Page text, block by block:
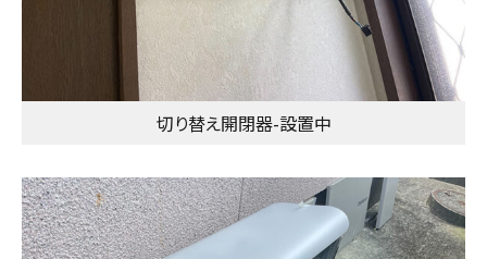
切り替え開閉器-設置中